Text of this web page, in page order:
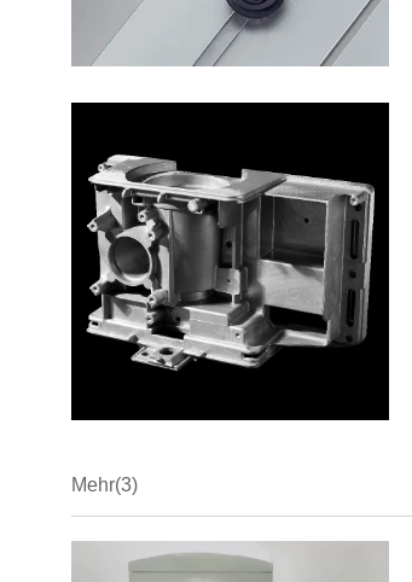
Mehr(3)